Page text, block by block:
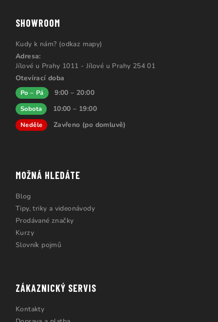
SHOWROOM
Kudy k nám? (odkaz mapy)
Adresa:
Jílové u Prahy 1011 - Jílové u Prahy 254 01
Otevírací doba
Po – Pá 9:00 – 20:00
Sobota 10:00 – 19:00
Neděle Zavřeno (po domluvě)
MOŽNÁ HLEDÁTE
Blog
Tipy, triky a videonávody
Prodávané značky
Kurzy
Slovník pojmů
ZÁKAZNICKÝ SERVIS
Kontakty